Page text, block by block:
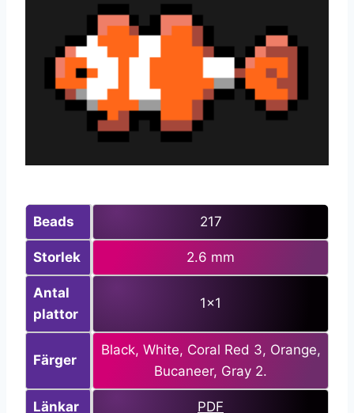
Beads 217
Storlek 2.6 mm
Antal
plattor
1×1
Färger
Black, White, Coral Red 3, Orange,
Bucaneer, Gray 2.
Länkar PDF